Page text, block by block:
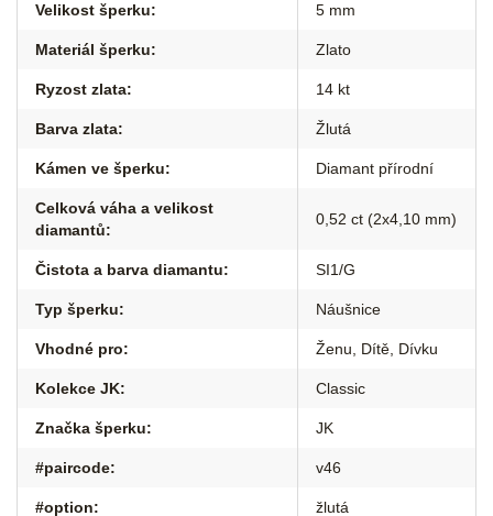
Velikost šperku: 5 mm
Materiál šperku: Zlato
Ryzost zlata: 14 kt
Barva zlata: Žlutá
Kámen ve šperku: Diamant přírodní
Celková váha a velikost
diamantů:
0,52 ct (2x4,10 mm)
Čistota a barva diamantu: SI1/G
Typ šperku: Náušnice
Vhodné pro: Ženu Dítě Dívku
Kolekce JK: Classic
Značka šperku: JK
#paircode: v46
#option: žlutá